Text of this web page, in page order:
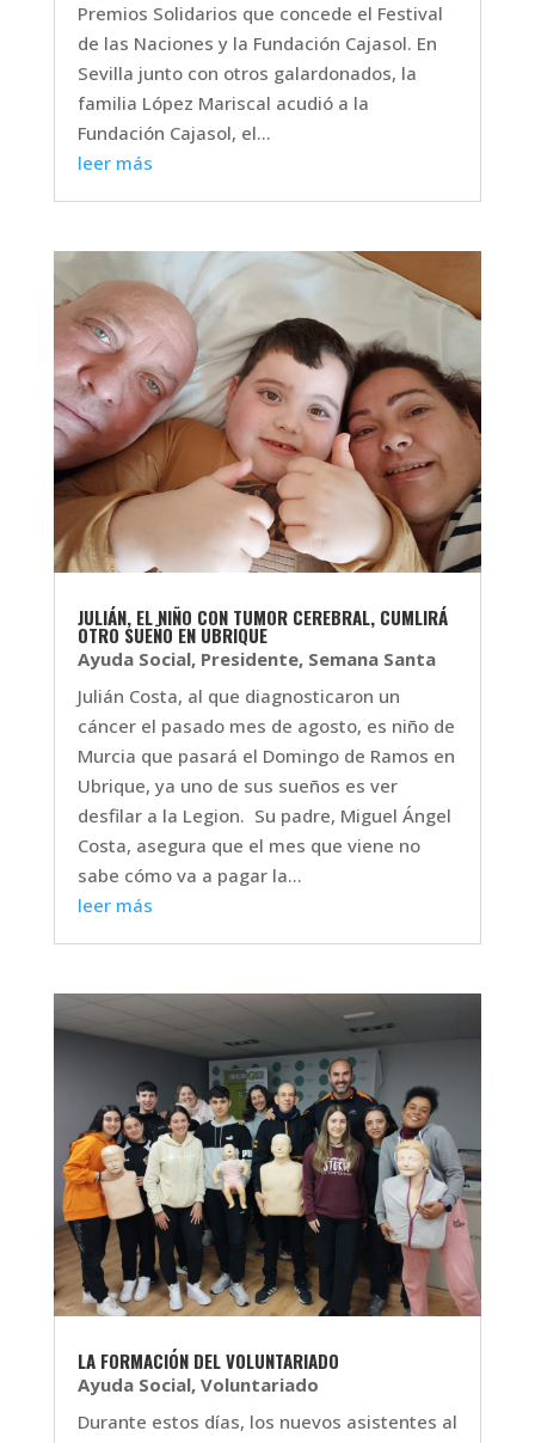
Premios Solidarios que concede el Festival
de las Naciones y la Fundación Cajasol. En
Sevilla junto con otros galardonados, la
familia López Mariscal acudió a la
Fundación Cajasol, el...
leer más
JULIÁN, EL NIÑO CON TUMOR CEREBRAL, CUMLIRÁ
OTRO SUEÑO EN UBRIQUE
Ayuda Social, Presidente, Semana Santa
Julián Costa, al que diagnosticaron un
cáncer el pasado mes de agosto, es niño de
Murcia que pasará el Domingo de Ramos en
Ubrique, ya uno de sus sueños es ver
desfilar a la Legion. Su padre, Miguel Ángel
Costa, asegura que el mes que viene no
sabe cómo va a pagar la...
leer más
LA FORMACIÓN DEL VOLUNTARIADO
Ayuda Social, Voluntariado
Durante estos días, los nuevos asistentes al